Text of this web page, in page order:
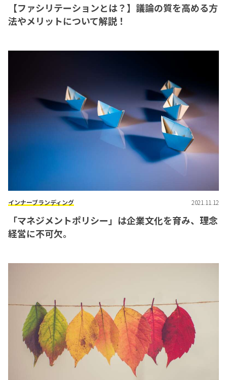
【ファシリテーションとは？】議論の質を高める方
法やメリットについて解説！
インナーブランディング 2021.11.12
「マネジメントポリシー」は企業文化を育み、理念
経営に不可欠。